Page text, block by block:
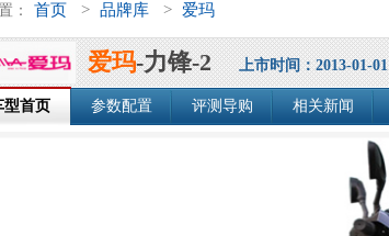
： 首页 > 品牌库 > 爱玛
爱玛-力锋-2 上市时间：2013-01-01
型首页 参数配置 评测导购 相关新闻